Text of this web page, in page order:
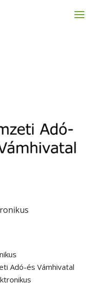
Adó-és Vámhivatal